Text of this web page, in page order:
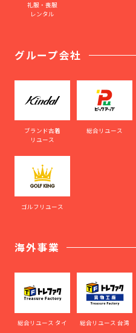
礼服・喪服
レンタル
グループ会社
ブランド古着
リユース
総合リユース
ゴルフリユース
海外事業
総合リユース タイ 総合リユース 台湾